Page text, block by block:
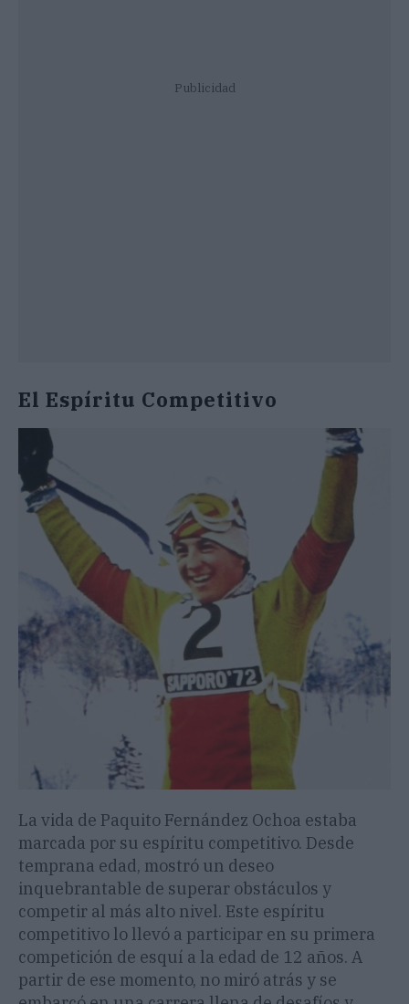
Publicidad
El Espíritu Competitivo
La vida de Paquito Fernández Ochoa estaba
marcada por su espíritu competitivo. Desde
temprana edad, mostró un deseo
inquebrantable de superar obstáculos y
competir al más alto nivel. Este espíritu
competitivo lo llevó a participar en su primera
competición de esquí a la edad de 12 años. A
partir de ese momento, no miró atrás y se